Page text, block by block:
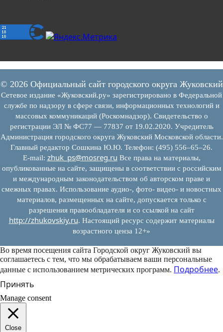
© 2026 Официальный сайт городского округа Жуковский
Сетевое издание «Жуковский.ру» зарегистрировано в Федеральной
службе по надзору в сфере связи, информационных технологий и
массовых коммуникаций (Роскомнадзор). Свидетельство о
регистрации ЭЛ № ФС77 — 77837 от 19.02.2020. Учредитель
Администрация городского округа Жуковский Московской области.
Главный редактор Сошкина Ю.Ю. Телефон: (495) 556–65–26.
E‑mail: zhuk_ps@mosreg.ru Все права на материалы,
опубликованные на сайте, защищены в соответствии с российским
и международным законодательством об авторском праве и
смежных правах. Использование аудио-, фото- видео- и новостных
материалов, размещенных на сайте, допускается только с
разрешения правообладателя и со ссылкой на сайт
http://zhukovskiy.ru. Настоящий ресурс содержит материалы
возрастного ценза 12+»
Во время посещения сайта Городской округ Жуковский вы
соглашаетесь с тем, что мы обрабатываем ваши персональные
данные с использованием метрических программ. Подробнее.
Принять
Manage consent
Close